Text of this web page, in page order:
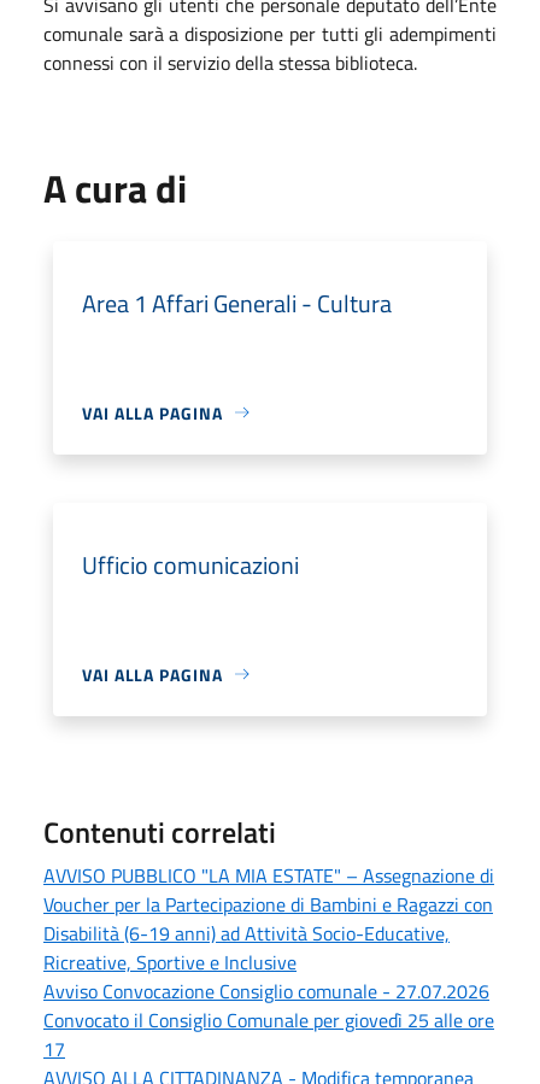
comunale sarà a disposizione per tutti gli adempimenti
connessi con il servizio della stessa biblioteca.
A cura di
Area 1 Affari Generali - Cultura
VAI ALLA PAGINA
Ufficio comunicazioni
VAI ALLA PAGINA
Contenuti correlati
AVVISO PUBBLICO "LA MIA ESTATE" – Assegnazione di
Voucher per la Partecipazione di Bambini e Ragazzi con
Disabilità (6-19 anni) ad Attività Socio-Educative,
Ricreative, Sportive e Inclusive
Avviso Convocazione Consiglio comunale - 27.07.2026
Convocato il Consiglio Comunale per giovedì 25 alle ore
17
AVVISO ALLA CITTADINANZA - Modifica temporanea